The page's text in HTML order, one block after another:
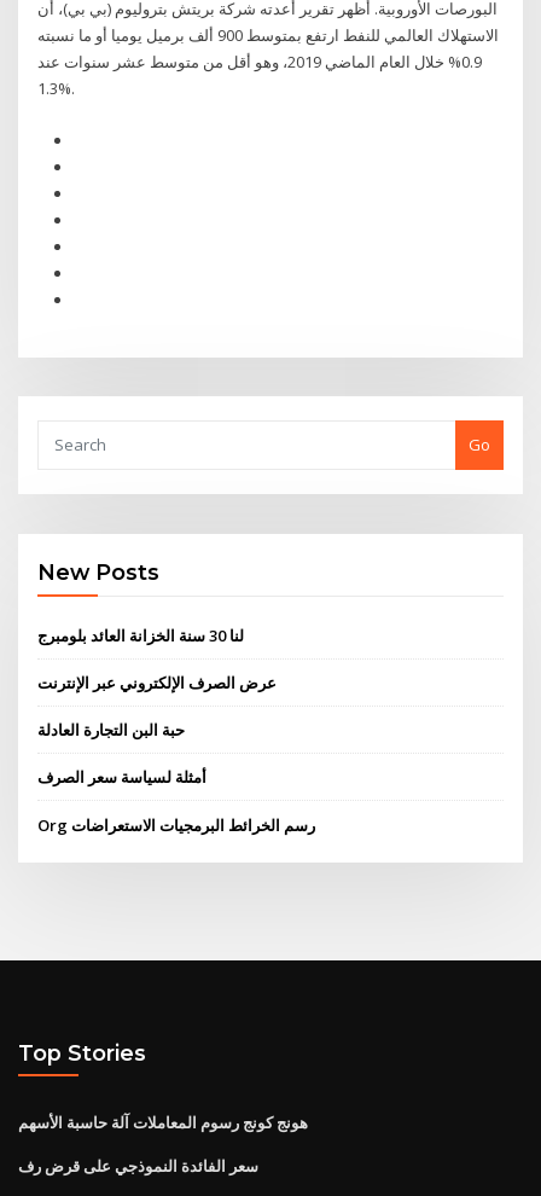
البورصات الأوروبية. أظهر تقرير أعدته شركة بريتش بتروليوم (بي بي)، أن
الاستهلاك العالمي للنفط ارتفع بمتوسط 900 ألف برميل يوميا أو ما نسبته
0.9% خلال العام الماضي 2019، وهو أقل من متوسط عشر سنوات عند
1.3%.
Go
New Posts
لنا 30 سنة الخزانة العائد بلومبرج
عرض الصرف الإلكتروني عبر الإنترنت
حبة البن التجارة العادلة
أمثلة لسياسة سعر الصرف
Org رسم الخرائط البرمجيات الاستعراضات
Top Stories
هونج كونج رسوم المعاملات آلة حاسبة الأسهم
سعر الفائدة النموذجي على قرض رف